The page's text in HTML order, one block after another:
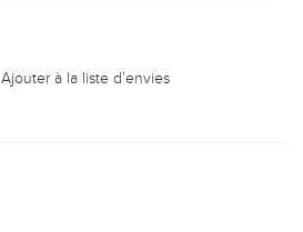
Ajouter à la liste d’envies